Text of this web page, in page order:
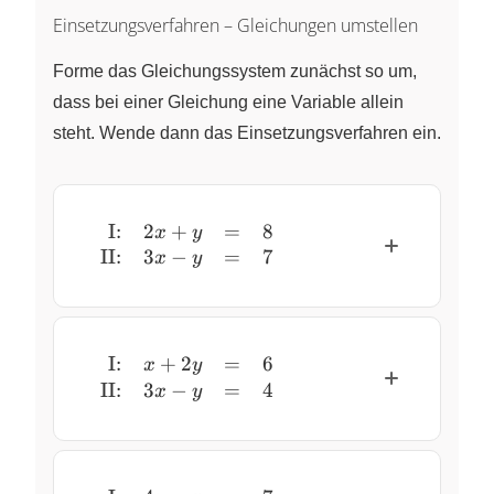
Einsetzungsverfahren – Gleichungen umstellen
Forme das Gleichungssystem zunächst so um,
dass bei einer Gleichung eine Variable allein
steht. Wende dann das Einsetzungsverfahren ein.
\begin{array}{rrcl} \text{I:} &
I:
II:
2x + y
3x − y
=
=
8
7
\begin{array}{rrcl} \text{I:} &
I:
II:
x + 2y
3x − y
=
=
6
4